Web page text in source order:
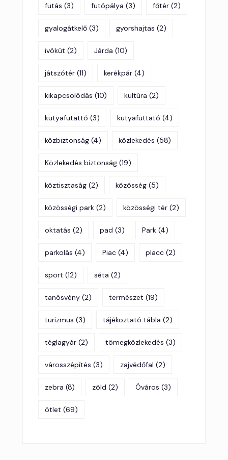
futás (3) futópálya (3) főtér (2)
gyalogátkelő (3) gyorshajtas (2)
ivókút (2) Járda (10)
játszótér (11) kerékpár (4)
kikapcsolódás (10) kultúra (2)
kutyafutattó (3) kutyafuttató (4)
közbiztonság (4) közlekedés (58)
Közlekedés biztonság (19)
köztisztaság (2) közösség (5)
közösségi park (2) közösségi tér (2)
oktatás (2) pad (3) Park (4)
parkolás (4) Piac (4) placc (2)
sport (12) séta (2)
tanösvény (2) természet (19)
turizmus (3) tájékoztató tábla (2)
téglagyár (2) tömegközlekedés (3)
városszépítés (3) zajvédőfal (2)
zebra (8) zöld (2) Óváros (3)
ötlet (69)